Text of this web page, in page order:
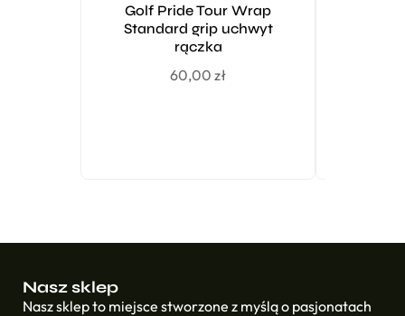
Golf Pride Tour Wrap
Standard grip uchwyt
rączka
60,00 zł
Nasz sklep
Nasz sklep to miejsce stworzone z myślą o pasjonatach